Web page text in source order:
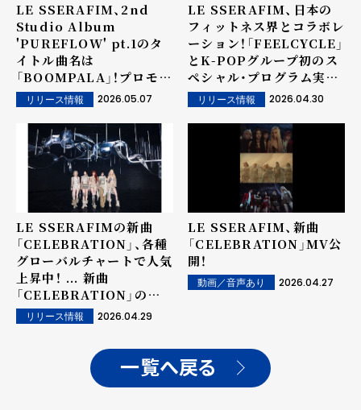
LE SSERAFIM、2nd
Studio Album
'PUREFLOW' pt.1のタ
イトル曲名は
「BOOMPALA」！プロモー
ションタイムテーブルを公
開し多彩なコンテンツを予
告！...リードシングル
「CELEBRATION」は米
国Billboardで
「Billboard Global
Excl. US」「World
Digital Song Sales」チ
ャートイン！
リリース情報 2026.05.07
LE SSERAFIM、日本の
フィットネス界とコラボレ
ーション！「FEELCYCLE」
とK-POPグループ初のス
ペシャル・プログラム実
施！リリース情報 2026.04.30
LE SSERAFIMの新曲
「CELEBRATION」、各種
グローバルチャートで人気
上昇中！ ... 新曲
「CELEBRATION」のリ
ミックスバージョンもリリ
ース！
リリース情報 2026.04.29
LE SSERAFIM、新曲
「CELEBRATION」MV公
開！
動画／音声あり 2026.04.27
一覧へ戻る